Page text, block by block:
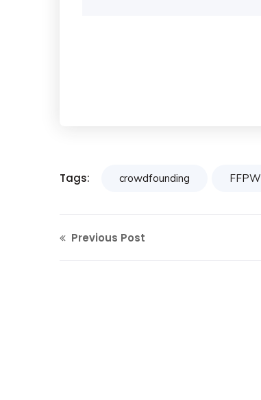
Tags: crowdfounding FFPW
Previous Post